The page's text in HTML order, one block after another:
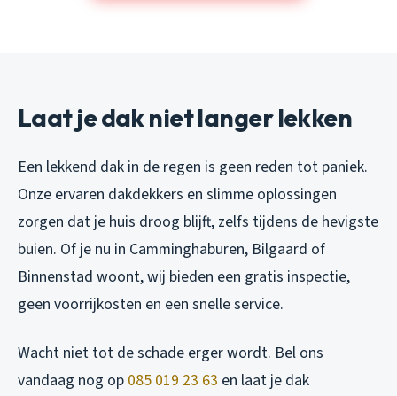
Laat je dak niet langer lekken
Een lekkend dak in de regen is geen reden tot paniek.
Onze ervaren dakdekkers en slimme oplossingen
zorgen dat je huis droog blijft, zelfs tijdens de hevigste
buien. Of je nu in Camminghaburen, Bilgaard of
Binnenstad woont, wij bieden een gratis inspectie,
geen voorrijkosten en een snelle service.
Wacht niet tot de schade erger wordt. Bel ons
vandaag nog op 085 019 23 63 en laat je dak